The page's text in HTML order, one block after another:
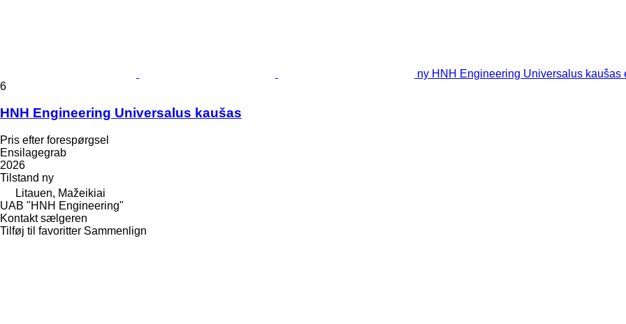
ny HNH Engineering Universalus kaušas
6
HNH Engineering Universalus kaušas
Pris efter forespørgsel
Ensilagegrab
2026
Tilstand ny
Litauen, Mažeikiai
UAB "HNH Engineering"
Kontakt sælgeren
Tilføj til favoritter Sammenlign